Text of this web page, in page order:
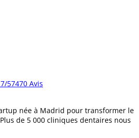
57470 Avis
née à Madrid pour transformer le
de 5 000 cliniques dentaires nous